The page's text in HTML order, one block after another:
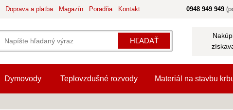
HĽADAŤ
0948 949 949
Doprava a platba Magazín Poradňa Kontakt
Dymovody Teplovzdušné rozvody Materiál na stavbu